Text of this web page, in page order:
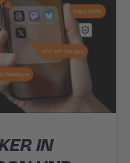
IN